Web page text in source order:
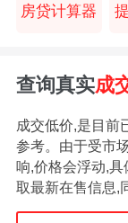
房贷计算器
查询真实成
成交低价,是目前
参考。由于受市
响,价格会浮动,
取最新在售信息,